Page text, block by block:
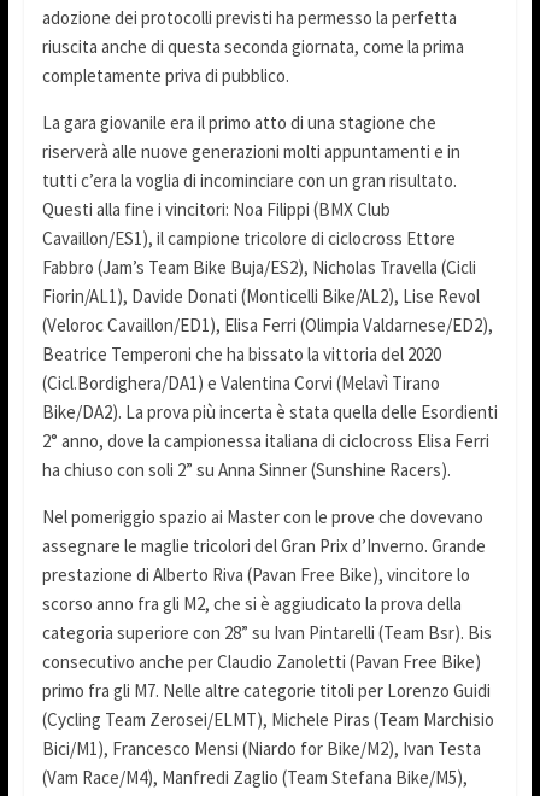
adozione dei protocolli previsti ha permesso la perfetta
riuscita anche di questa seconda giornata, come la prima
completamente priva di pubblico.
La gara giovanile era il primo atto di una stagione che
riserverà alle nuove generazioni molti appuntamenti e in
tutti c’era la voglia di incominciare con un gran risultato.
Questi alla fine i vincitori: Noa Filippi (BMX Club
Cavaillon/ES1), il campione tricolore di ciclocross Ettore
Fabbro (Jam’s Team Bike Buja/ES2), Nicholas Travella (Cicli
Fiorin/AL1), Davide Donati (Monticelli Bike/AL2), Lise Revol
(Veloroc Cavaillon/ED1), Elisa Ferri (Olimpia Valdarnese/ED2),
Beatrice Temperoni che ha bissato la vittoria del 2020
(Cicl.Bordighera/DA1) e Valentina Corvi (Melavì Tirano
Bike/DA2). La prova più incerta è stata quella delle Esordienti
2° anno, dove la campionessa italiana di ciclocross Elisa Ferri
ha chiuso con soli 2” su Anna Sinner (Sunshine Racers).
Nel pomeriggio spazio ai Master con le prove che dovevano
assegnare le maglie tricolori del Gran Prix d’Inverno. Grande
prestazione di Alberto Riva (Pavan Free Bike), vincitore lo
scorso anno fra gli M2, che si è aggiudicato la prova della
categoria superiore con 28” su Ivan Pintarelli (Team Bsr). Bis
consecutivo anche per Claudio Zanoletti (Pavan Free Bike)
primo fra gli M7. Nelle altre categorie titoli per Lorenzo Guidi
(Cycling Team Zerosei/ELMT), Michele Piras (Team Marchisio
Bici/M1), Francesco Mensi (Niardo for Bike/M2), Ivan Testa
(Vam Race/M4), Manfredi Zaglio (Team Stefana Bike/M5),